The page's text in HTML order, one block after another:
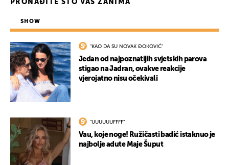
PRONAĐITE ŠTO VAS ZANIMA
SHOW
"KAO DA SU NOVAK ĐOKOVIĆ"
Jedan od najpoznatijih svjetskih parova
stigao na Jadran, ovakve reakcije
vjerojatno nisu očekivali
"UUUUUUFFFF"
Vau, koje noge! Ružičasti badić istaknuo je
najbolje adute Maje Šuput